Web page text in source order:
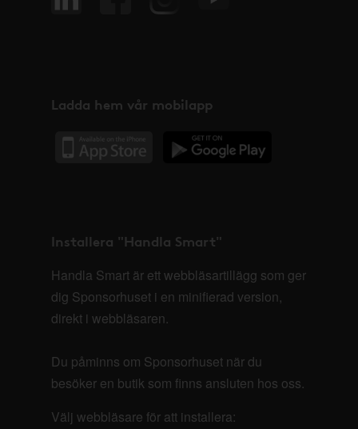
Ladda hem vår mobilapp
Installera "Handla Smart"
Handla Smart är ett webbläsartillägg som ger
dig Sponsorhuset i en minifierad version,
direkt i webbläsaren.
Du påminns om Sponsorhuset när du
besöker en butik som finns ansluten hos oss.
Välj webbläsare för att installera: